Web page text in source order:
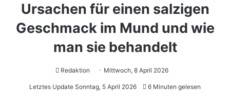
Ursachen für einen salzigen
Geschmack im Mund und wie
man sie behandelt
Redaktion Mittwoch, 8 April 2026
Letztes Update Sonntag, 5 April 2026 6 Minuten gelesen